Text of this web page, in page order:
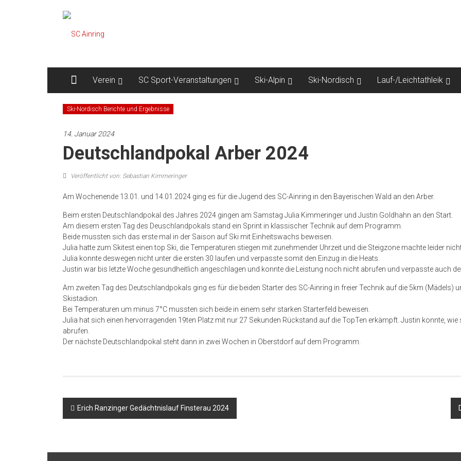
InhaltSC
Ainring
Club
Ainring
e.V.
Verein SC Sport-Veranstaltungen Ski-Alpin Ski-Nordisch Lauf-/Leichtathleik
Ski-Nordisch Berichte und Ergebnisse
14. Januar 2024
Deutschlandpokal Arber 2024
Veröffentlicht von: Sebastian Kimmeringer
Am Wochenende 13.01. und 14.01.2024 ging es für die Jugend des SC-Ainring in den Bayerischen Wald an den Arber.
Beim ersten Deutschlandpokal des Jahres 2024 gingen am Samstag Julia Kimmeringer und Justin Goldhahn an den Start.
Am diesem ersten Tag des Deuschlandpokals stand ein Sprint in klassischer Technik auf dem Programm.
Beide mussten sich das erste mal in der Saison auf Ski mit Einheitswachs beweisen.
Julia hatte zum Skitest einen top Ski, die Temperaturen stiegen mit zunehmender Uhrzeit und die Steigzone machte leider
Julia konnte deswegen nicht unter die ersten 30 laufen und verpasste somit den Einzug in die Heats.
Justin war bis letzte Woche gesundheitlich angeschlagen und konnte die Leistung noch nicht abrufen und verpasste auch
Am zweiten Tag des Deutschlandpokals ging es für die beiden Starter des SC-Ainring in freier Technik auf die 5km (Mädels)
Skistadion.
Bei Temperaturen um minus 7°C mussten sich beide in einem sehr starken Starterfeld beweisen.
Julia hat sich einen hervorragenden 19ten Platz mit nur 27 Sekunden Rückstand auf die TopTen erkämpft. Justin konnte,
abrufen.
Der nächste Deutschlandpokal steht dann in zwei Wochen in Oberstdorf auf dem Programm.
Beitragsnavigation
Erich Ranzinger Gedächtnislauf Finsterau 2024